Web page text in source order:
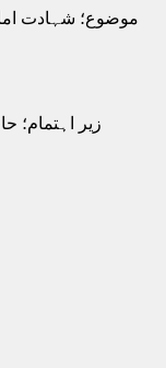
موضوع؛ شہادت
زیر اہتمام؛